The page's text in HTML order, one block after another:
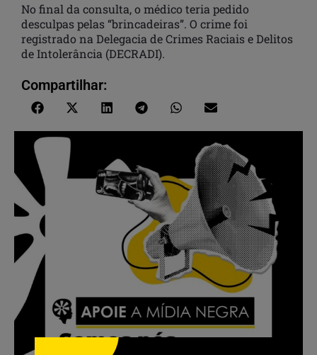
No final da consulta, o médico teria pedido
desculpas pelas “brincadeiras”. O crime foi
registrado na Delegacia de Crimes Raciais e Delitos
de Intolerância (DECRADI).
Compartilhar: